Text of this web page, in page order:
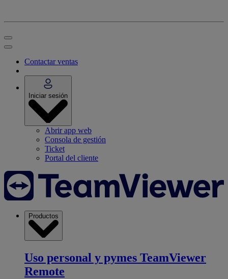
Contactar ventas
Iniciar sesión
Abrir app web
Consola de gestión
Ticket
Portal del cliente
Productos
Uso personal y pymes TeamViewer
Remote